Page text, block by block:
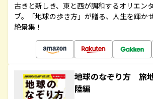
古きと新しき、東と西が調和するオリエン
ブ。「地球の歩き方」が贈る、人生を輝か
絶景集！
地球のなぞり方 旅
陸編